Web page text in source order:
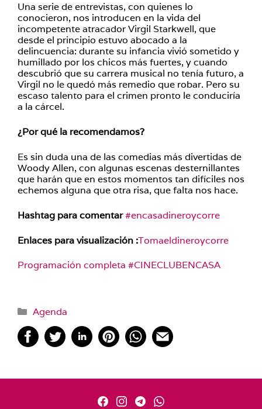
Una serie de entrevistas, con quienes lo
conocieron, nos introducen en la vida del
incompetente atracador Virgil Starkwell, que
desde el principio estuvo abocado a la
delincuencia: durante su infancia vivió sometido y
humillado por los chicos más fuertes, y cuando
descubrió que su carrera musical no tenía futuro, a
Virgil no le quedó más remedio que robar. Pero su
escaso talento para el crimen pronto le conduciría
a la cárcel.
¿Por qué la recomendamos?
Es sin duda una de las comedias más divertidas de
Woody Allen, con algunas escenas desternillantes
que harán que en estos momentos tan difíciles nos
echemos alguna que otra risa, que falta nos hace.
Hashtag para comentar#encasadineroycorre
Enlaces para visualización :Tomaeldineroycorre
Programación completa #CINECLUBENCASA
Categorías
Agenda